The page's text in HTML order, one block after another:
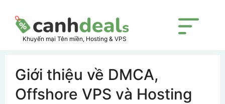
content
Khuyến mại Tên miền, Hosting & VPS
Menu
Giới thiệu về DMCA,
Offshore VPS và Hosting